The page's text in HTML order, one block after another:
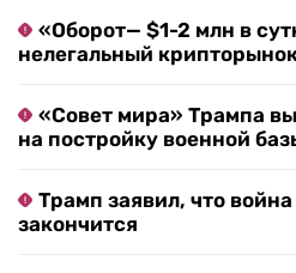
«Оборот— $1-2 млн в
нелегальный
«Совет мира» Трампа
на постройку военной
Трамп заявил, что
закончится